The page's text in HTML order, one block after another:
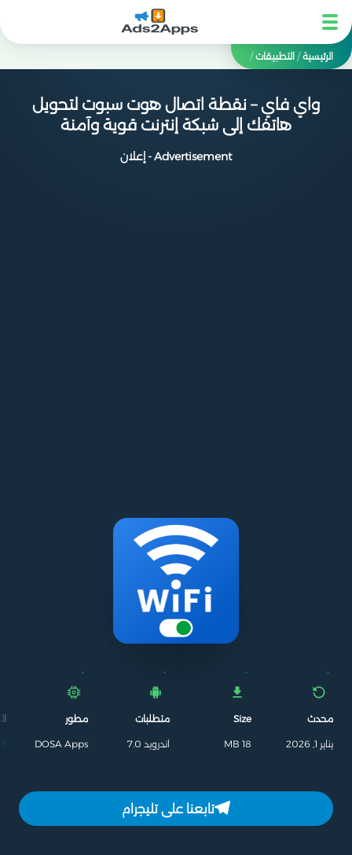
الرئيسية/ التطبيقات/
واي فاي – نقطة اتصال هوت سبوت لتحويل
هاتفك إلى شبكة إنترنت قوية وآمنة
Advertisement - إعلان
محدث
يناير 1, 2026
Size
18 MB
متطلبات
اندرويد 7.0
مطور
DOSA Apps
تابعنا على تليجرام